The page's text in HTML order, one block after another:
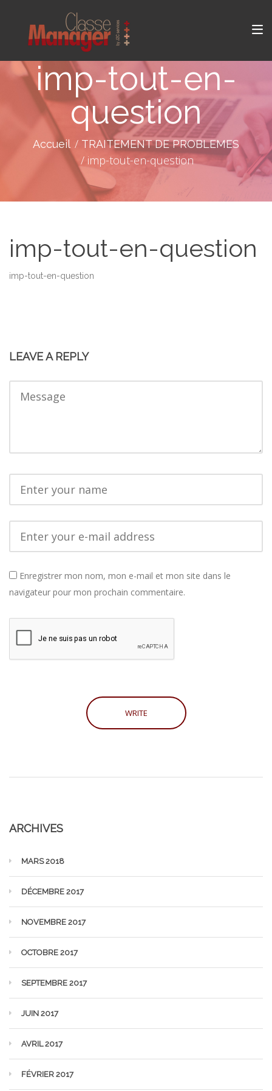
imp-tout-en-
question
Accueil TRAITEMENT DE PROBLEMES
imp-tout-en-question
imp-tout-en-question
imp-tout-en-question
LEAVE A REPLY
Enregistrer mon nom, mon e-mail et mon site dans le
navigateur pour mon prochain commentaire.
ARCHIVES
MARS 2018
DÉCEMBRE 2017
NOVEMBRE 2017
OCTOBRE 2017
SEPTEMBRE 2017
JUIN 2017
AVRIL 2017
FÉVRIER 2017